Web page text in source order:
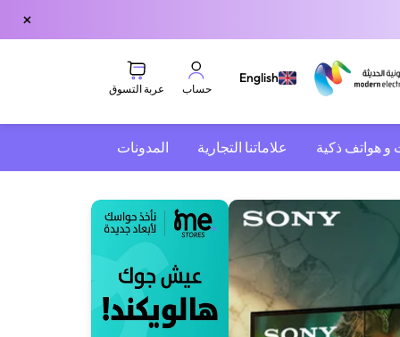
×
English
حساب عربة التسوق
و هواتف ذكية علاماتنا التجارية المدونات